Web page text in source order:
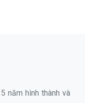
năm hình thành và